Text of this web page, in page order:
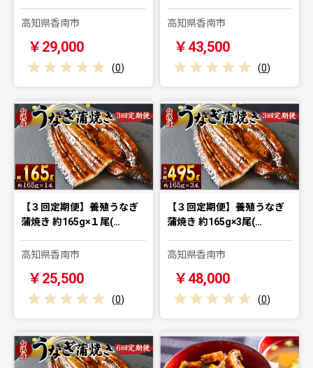
高知県香南市
￥29,000
(0)
高知県香南市
￥43,500
(0)
【３回定期便】養殖うなぎ
蒲焼き 約165g×１尾(…
高知県香南市
￥25,500
(0)
【３回定期便】養殖うなぎ
蒲焼き 約165g×3尾(…
高知県香南市
￥48,000
(0)